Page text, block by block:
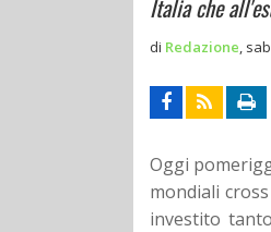
Italia che
di Redazione
Oggi
mondiali
investito